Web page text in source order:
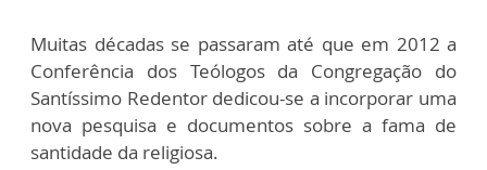
Muitas décadas se passaram até que em 2012 a
Conferência dos Teólogos da Congregação do
Santíssimo Redentor dedicou-se a incorporar uma
nova pesquisa e documentos sobre a fama de
santidade da religiosa.